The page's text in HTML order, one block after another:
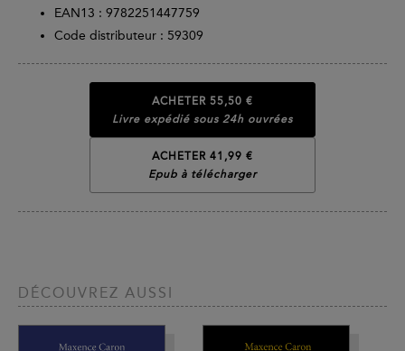
EAN13 : 9782251447759
Code distributeur : 59309
ACHETER 55,50 €
Livre expédié sous 24h ouvrées
ACHETER 41,99 €
Epub à télécharger
DÉCOUVREZ AUSSI